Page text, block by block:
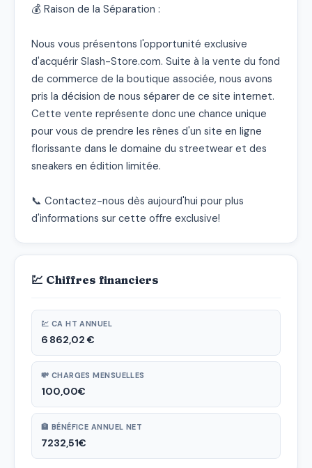
💰 Raison de la Séparation :
Nous vous présentons l'opportunité exclusive
d'acquérir Slash-Store.com. Suite à la vente du fond
de commerce de la boutique associée, nous avons
pris la décision de nous séparer de ce site internet.
Cette vente représente donc une chance unique
pour vous de prendre les rênes d'un site en ligne
florissante dans le domaine du streetwear et des
sneakers en édition limitée.
📞 Contactez-nous dès aujourd'hui pour plus
d'informations sur cette offre exclusive!
💹 Chiffres financiers
💹 CA HT ANNUEL
6 862,02 €
💸 CHARGES MENSUELLES
100,00€
🏦 BÉNÉFICE ANNUEL NET
7232,51€